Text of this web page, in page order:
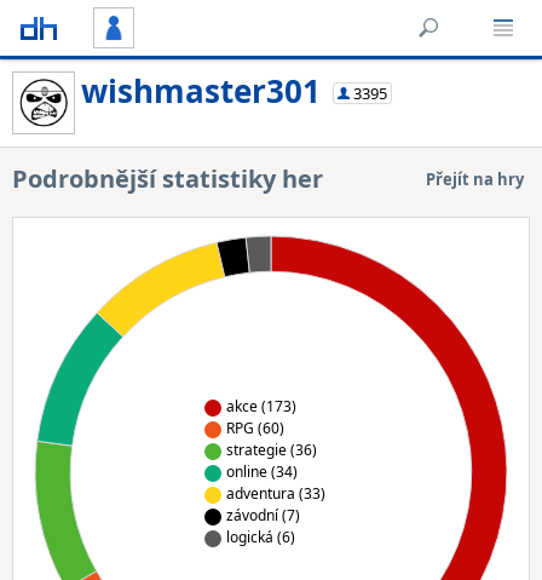
wishmaster301 3395
Podrobnější statistiky her Přejít na hry
akce (173)
RPG (60)
strategie (36)
online (34)
adventura (33)
závodní (7)
logická (6)